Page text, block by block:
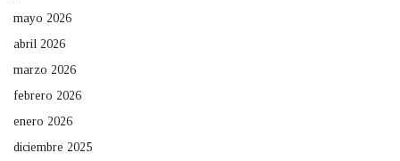
mayo 2026
abril 2026
marzo 2026
febrero 2026
enero 2026
diciembre 2025